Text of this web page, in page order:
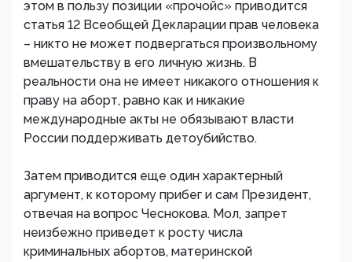
этом в пользу позиции «прочойс» приводится
статья 12 Всеобщей Декларации прав человека
– никто не может подвергаться произвольному
вмешательству в его личную жизнь. В
реальности она не имеет никакого отношения к
праву на аборт, равно как и никакие
международные акты не обязывают власти
России поддерживать детоубийство.
Затем приводится еще один характерный
аргумент, к которому прибег и сам Президент,
отвечая на вопрос Чеснокова. Мол, запрет
неизбежно приведет к росту числа
криминальных абортов, материнской